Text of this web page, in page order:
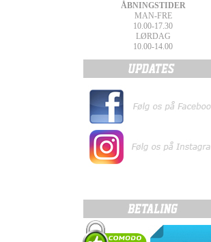
ÅBNINGSTIDER
MAN-FRE
10.00-17.30
LØRDAG
10.00-14.00